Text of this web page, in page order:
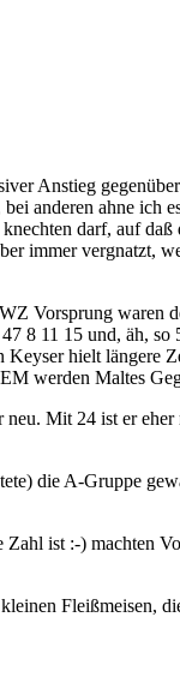
Anstieg
anderen ahne ich
darf, auf
immer vergnatzt,
Vorsprung waren
8 11 15 und, äh,
hielt längere
werden Maltes
Mit 24 ist er eher
die A-Gruppe
ist :-) machten
Fleißmeisen,